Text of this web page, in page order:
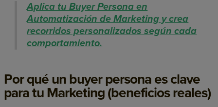
Aplica tu Buyer Persona en
Automatización de Marketing y crea
recorridos personalizados según cada
comportamiento.
Por qué un buyer persona es clave
para tu Marketing (beneficios reales)